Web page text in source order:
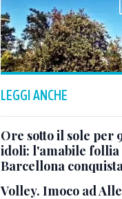
LEGGI ANCHE
Ore sotto il sole per
idoli: l'amabile
Barcellona
Volley. Imoco ad